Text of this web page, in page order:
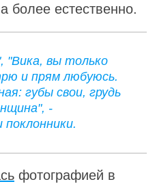
более естественно.
"Вика, вы только
и прям любуюсь.
губы свои, грудь
-
фотографией в